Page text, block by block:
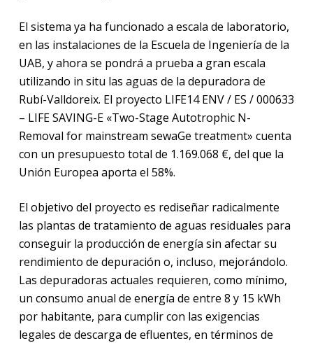
El sistema ya ha funcionado a escala de laboratorio,
en las instalaciones de la Escuela de Ingeniería de la
UAB, y ahora se pondrá a prueba a gran escala
utilizando in situ las aguas de la depuradora de
Rubí-Valldoreix. El proyecto LIFE14 ENV / ES / 000633
– LIFE SAVING-E «Two-Stage Autotrophic N-
Removal for mainstream sewaGe treatment» cuenta
con un presupuesto total de 1.169.068 €, del que la
Unión Europea aporta el 58%.
El objetivo del proyecto es rediseñar radicalmente
las plantas de tratamiento de aguas residuales para
conseguir la producción de energía sin afectar su
rendimiento de depuración o, incluso, mejorándolo.
Las depuradoras actuales requieren, como mínimo,
un consumo anual de energía de entre 8 y 15 kWh
por habitante, para cumplir con las exigencias
legales de descarga de efluentes, en términos de